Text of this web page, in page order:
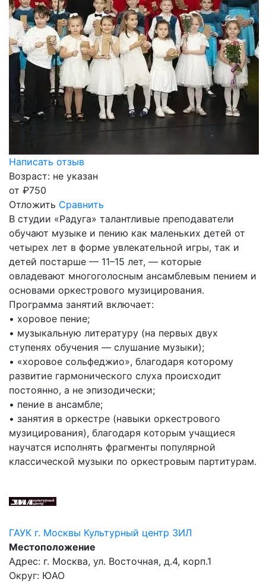
Написать отзыв
Возраст: не указан
от ₽750
Отложить Сравнить
В студии «Радуга» талантливые преподаватели
обучают музыке и пению как маленьких детей от
четырех лет в форме увлекательной игры, так и
детей постарше — 11–15 лет, — которые
овладевают многоголосным ансамблевым пением и
основами оркестрового музицирования.
Программа занятий включает:
• хоровое пение;
• музыкальную литературу (на первых двух
ступенях обучения — слушание музыки);
• «хоровое сольфеджио», благодаря которому
развитие гармонического слуха происходит
постоянно, а не эпизодически;
• пение в ансамбле;
• занятия в оркестре (навыки оркестрового
музицирования), благодаря которым учащиеся
научатся исполнять фрагменты популярной
классической музыки по оркестровым партитурам.
ГАУК г. Москвы Культурный центр ЗИЛ
Местоположение
Адрес: г. Москва, ул. Восточная, д.4, корп.1
Округ: ЮАО